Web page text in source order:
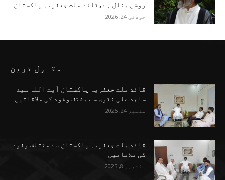
روشن مثال ہے،قائد ملت جعفریہ پاکستان
جولائی 24, 2026
مقبول ترین
قائد ملت جعفریہ پاکستان آیت اللہ سید
ساجد علی نقوی سے مختف وفود کی ملاقاتیں
ستمبر 24, 2025
قائد ملت جعفریہ پاکستان سے مختلف وفود
کی ملاقاتیں
اکتوبر 8, 2025